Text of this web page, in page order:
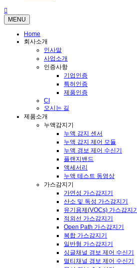
MENU
Home
회사소개
인사말
사업소개
인증사항
기업인증
특허인증
제품인증
CI
오시는 길
제품소개
누액감지기
누액 감지 센서
누액 감지 제어 모듈
누액 경보 제어 수신기
플랜지밴드
액세서리
누액 테스트 동영상
가스감지기
가연성 가스감지기
산소 및 독성 가스감지기
유기용제(VOCs) 가스감지기
적외선 가스감지기
Open Path 가스감지기
복합 가스감지기
일반형 가스감지기
싱글채널 경보 제어 수신기
멀티채널 경보 제어 수신기